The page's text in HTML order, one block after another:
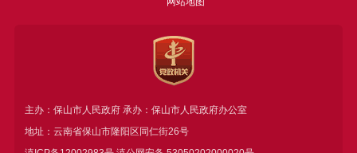
主办：保山市人民政府 承办：保山市人民政府办公室
地址：云南省保山市隆阳区同仁街26号